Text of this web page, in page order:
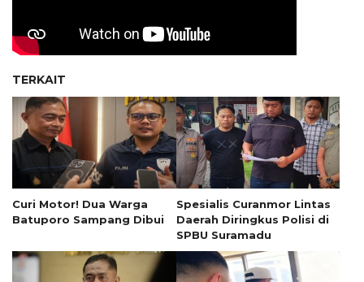
TERKAIT
Curi Motor! Dua Warga
Batuporo Sampang Dibui
Spesialis Curanmor Lintas
Daerah Diringkus Polisi di
SPBU Suramadu